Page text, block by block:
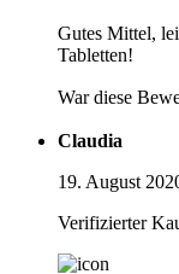
Gutes Mittel,
Tabletten!
War diese
Claudia
19. August
Verifizierter